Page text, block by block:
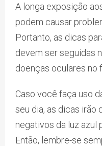
A longa exposição
podem causar
Portanto, as dicas
devem ser seguidas
doenças oculares no
Caso você faça uso
seu dia, as dicas irão
negativos da luz azul
Então, lembre-se